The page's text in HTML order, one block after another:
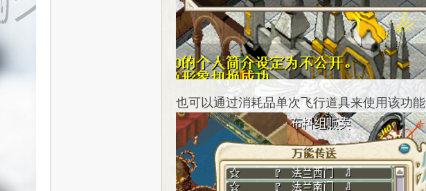
也可以通过消耗品单次飞行道具来使用该功能